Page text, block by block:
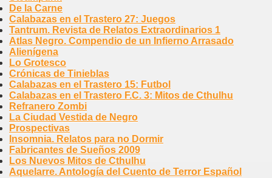
De la Carne
Calabazas en el Trastero 27: Juegos
Tantrum. Revista de Relatos Extraordinarios 1
Atlas Negro. Compendio de un Infierno Arrasado
Alienígena
Lo Grotesco
Crónicas de Tinieblas
Calabazas en el Trastero 15: Futbol
Calabazas en el Trastero F.C. 3: Mitos de Cthulhu
Refranero Zombi
La Ciudad Vestida de Negro
Prospectivas
Insomnia. Relatos para no Dormir
Fabricantes de Sueños 2009
Los Nuevos Mitos de Cthulhu
Aquelarre. Antología del Cuento de Terror Español